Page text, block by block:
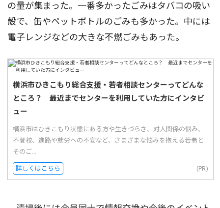
の量が集まった。一番多かったごみはタバコの吸い
殻で、缶やペットボトルのごみも多かった。中には
電子レンジなどの大きな不燃ごみもあった。
横浜市ひきこもり総合支援・若者相談センターってどんな
ところ？ 最近までセンターを利用していた方にインタビ
ュー
横浜市はひきこもり状態にある方や生きづらさ、対人関係の悩み、
不登校、進路や就労への不安など、さまざまな悩みを抱える若者と
そのご...
詳しくはこちら (PR)